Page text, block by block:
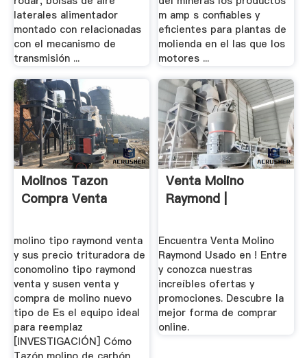
laterales alimentador
montado con relacionadas
con el mecanismo de
transmisión ...
m amp s confiables y
eficientes para plantas de
molienda en el las que los
motores ...
Molinos Tazon
Compra Venta
molino tipo raymond venta
y sus precio trituradora de
conomolino tipo raymond
venta y susen venta y
compra de molino nuevo
tipo de Es el equipo ideal
para reemplaz
[INVESTIGACIÓN] Cómo
Venta Molino
Raymond |
Encuentra Venta Molino
Raymond Usado en ! Entre
y conozca nuestras
increíbles ofertas y
promociones. Descubre la
mejor forma de comprar
online.